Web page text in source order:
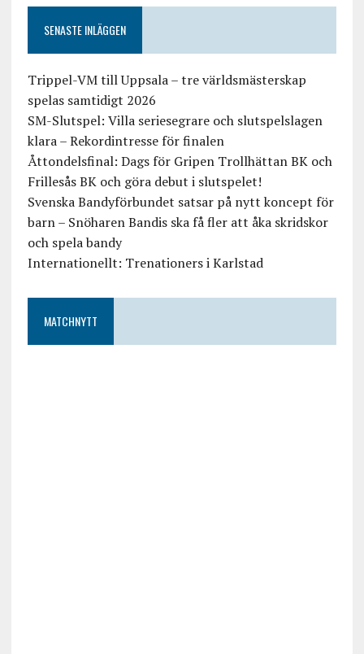
SENASTE INLÄGGEN
Trippel-VM till Uppsala – tre världsmästerskap
spelas samtidigt 2026
SM-Slutspel: Villa seriesegrare och slutspelslagen
klara – Rekordintresse för finalen
Åttondelsfinal: Dags för Gripen Trollhättan BK och
Frillesås BK och göra debut i slutspelet!
Svenska Bandyförbundet satsar på nytt koncept för
barn – Snöharen Bandis ska få fler att åka skridskor
och spela bandy
Internationellt: Trenationers i Karlstad
MATCHNYTT